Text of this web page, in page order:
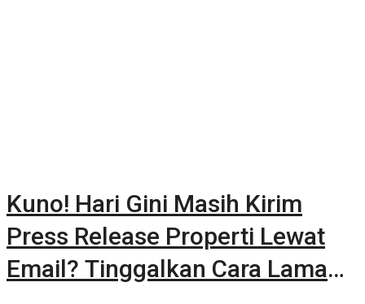
Kuno! Hari Gini Masih Kirim
Press Release Properti Lewat
Email? Tinggalkan Cara Lama